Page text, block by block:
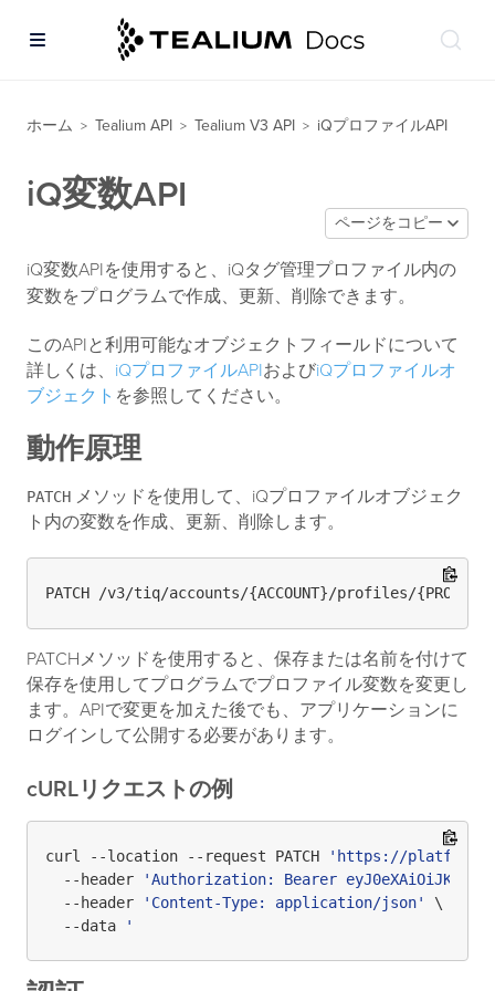
ホーム > Tealium API > Tealium V3 API > iQプロファイルAPI
iQ変数API
ページをコピー
iQ変数APIを使用すると、iQタグ管理プロファイル内の
変数をプログラムで作成、更新、削除できます。
このAPIと利用可能なオブジェクトフィールドについて
詳しくは、 iQプロファイルAPIおよびiQプロファイルオ
ブジェクト を参照してください。
動作原理
PATCH メソッドを使用して、iQプロファイルオブジェク
ト内の変数を作成、更新、削除します。
PATCHメソッドを使用すると、保存または名前を付けて
保存を使用してプログラムでプロファイル変数を変更し
ます。APIで変更を加えた後でも、アプリケーションに
ログインして公開する必要があります。
cURLリクエストの例
curl --location --request PATCH
'https://
  --header
'Authorization: Bearer
  --header
'Content-Type: application/json'
\
  --data